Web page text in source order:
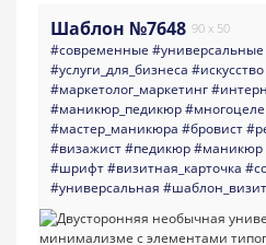
Шаблон №7648 90 x 50
#современные #универсальные
#услуги_для_бизнеса #искусство
#маркетолог_маркетинг
#маникюр_педикюр
#мастер_маникюра #бровист
#визажист#педикюр#маникюр
#шрифт#визитная_карточка
#универсальная